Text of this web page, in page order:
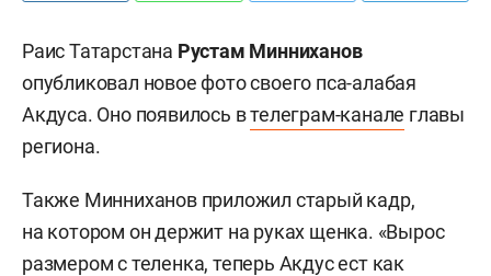
Раис Татарстана Рустам Минниханов
опубликовал новое фото своего пса-алабая
Акдуса. Оно появилось втелеграм-канале главы
региона.
Также Минниханов приложил старый кадр,
на котором он держит на руках щенка. «Вырос
размером с теленка, теперь Акдус ест как